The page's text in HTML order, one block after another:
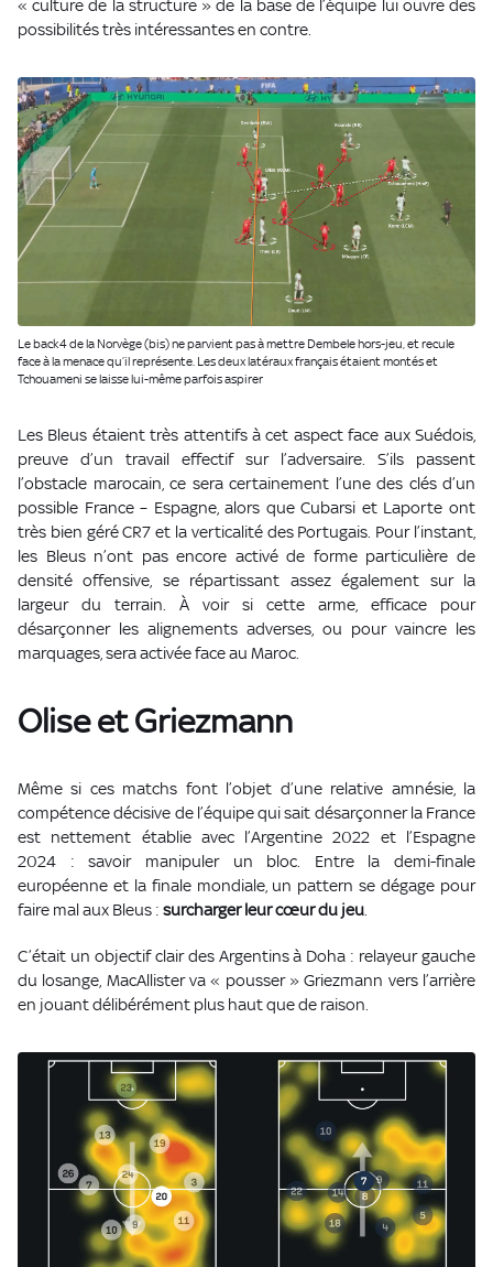
« culture de la structure » de la base de l’équipe lui ouvre des
possibilités très intéressantes en contre.
Le back4 de la Norvège (bis) ne parvient pas à mettre Dembele hors-jeu, et recule
face à la menace qu’il représente. Les deux latéraux français étaient montés et
Tchouameni se laisse lui-même parfois aspirer
Les Bleus étaient très attentifs à cet aspect face aux Suédois,
preuve d’un travail effectif sur l’adversaire. S’ils passent
l’obstacle marocain, ce sera certainement l’une des clés d’un
possible France – Espagne, alors que Cubarsi et Laporte ont
très bien géré CR7 et la verticalité des Portugais. Pour l’instant,
les Bleus n’ont pas encore activé de forme particulière de
densité offensive, se répartissant assez également sur la
largeur du terrain. À voir si cette arme, efficace pour
désarçonner les alignements adverses, ou pour vaincre les
marquages, sera activée face au Maroc.
Olise et Griezmann
Même si ces matchs font l’objet d’une relative amnésie, la
compétence décisive de l’équipe qui sait désarçonner la France
est nettement établie avec l’Argentine 2022 et l’Espagne
2024 : savoir manipuler un bloc. Entre la demi-finale
européenne et la finale mondiale, un pattern se dégage pour
faire mal aux Bleus : surcharger leur cœur du jeu
C’était un objectif clair des Argentins à Doha : relayeur gauche
du losange, MacAllister va « pousser » Griezmann vers l’arrière
en jouant délibérément plus haut que de raison.